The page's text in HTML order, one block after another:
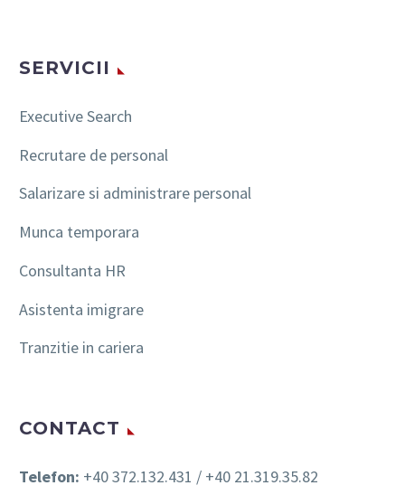
SERVICII
Executive Search
Recrutare de personal
Salarizare si administrare personal
Munca temporara
Consultanta HR
Asistenta imigrare
Tranzitie in cariera
CONTACT
Telefon: +40 372.132.431 / +40 21.319.35.82